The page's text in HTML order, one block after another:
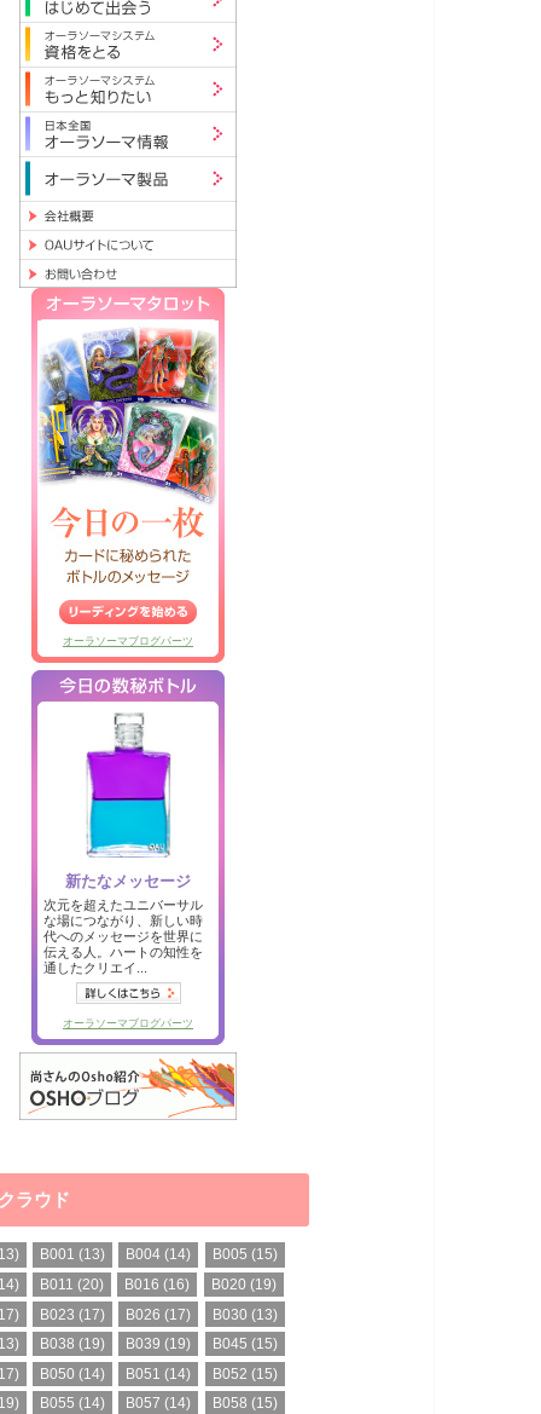
ラウド
B001 (13) B004 (14) B005 (15)
B011 (20) B016 (16) B020 (19)
B023 (17) B026 (17) B030 (13)
B038 (19) B039 (19) B045 (15)
B050 (14) B051 (14) B052 (15)
B055 (14) B057 (14) B058 (15)